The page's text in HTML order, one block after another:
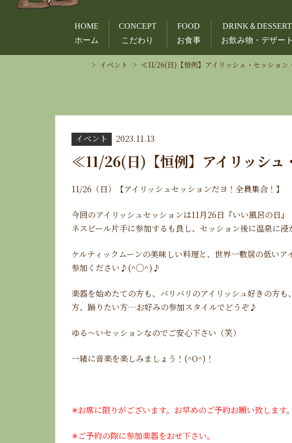
HOME
ホーム
CONCEPT
こだわり
FOOD
お食事
DRINK＆DESSERT
お飲み物・デザート
イベント ≪11/26(日)【恒例】アイリッシュ・セッショ
イベント 2023.11.13
≪11/26(日)【恒例】アイリッシ
11/26（日）【アイリッシュセッションだヨ！全員集合！】
今回のアイリッシュセッションは11月26日『いい風呂の日
ネスビール片手に参加するも良し、セッション後に温泉に浸
ケルティックムーンの美味しい料理と、世界一敷居の低い
参加ください♪(^◯^)♪
楽器を始めたての方も、バリバリのアイリッシュ好きの方
方、踊りたい方…お好みの参加スタイルでどうぞ♪
ゆる〜いセッションなのでご安心下さい（笑）
一緒に音楽を楽しみましょう！(^O^)！
✳︎お席に限りがございます。お早めのご予約お願い致します。
✳︎ご予約の際に参加楽器をおせ下さい。